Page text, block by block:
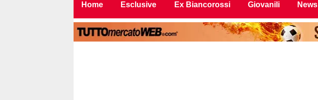
Home Esclusive Ex Biancorossi Giovanili News